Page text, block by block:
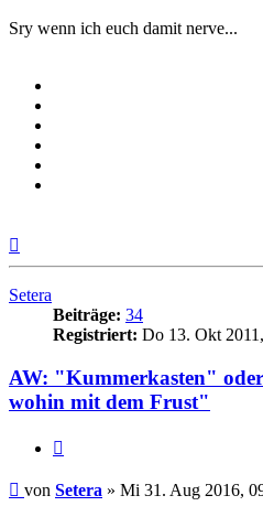
Sry wenn ich euch damit nerve...
Setera
Beiträge: 34
Registriert: Do 13. Okt
AW: "Kummerkasten"
wohin mit dem Frust"
Beitrag
von Setera » Mi 31. Aug 2016,